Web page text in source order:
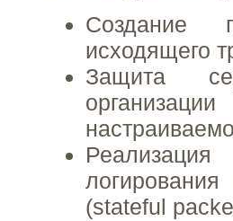
Создание
исходящего
Защита
(stateful